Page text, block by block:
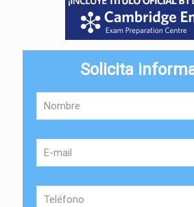
Solicita